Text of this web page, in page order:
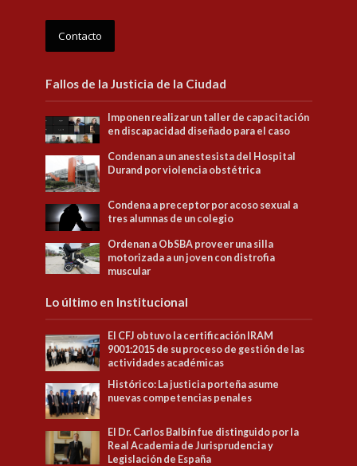
Contacto
Fallos de la Justicia de la Ciudad
Imponen realizar un taller de capacitación
en discapacidad diseñado para el caso
Condenan a un anestesista del Hospital
Durand por violencia obstétrica
Condena a preceptor por acoso sexual a
tres alumnas de un colegio
Ordenan a ObSBA proveer una silla
motorizada a un joven con distrofia
muscular
Lo último en Institucional
El CFJ obtuvo la certificación IRAM
9001:2015 de su proceso de gestión de las
actividades académicas
Histórico: La justicia porteña asume
nuevas competencias penales
El Dr. Carlos Balbín fue distinguido por la
Real Academia de Jurisprudencia y
Legislación de España